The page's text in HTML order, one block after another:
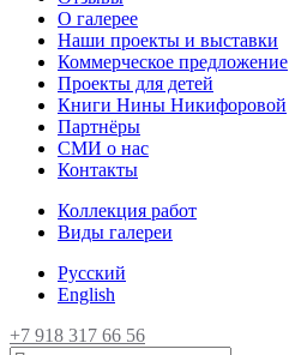
О галерее
Наши проекты и выставки
Коммерческое предложение
Проекты для детей
Книги Нины Никифоровой
Партнёры
СМИ о нас
Контакты
Коллекция работ
Виды галереи
Русский
English
+7 918 317 66 56